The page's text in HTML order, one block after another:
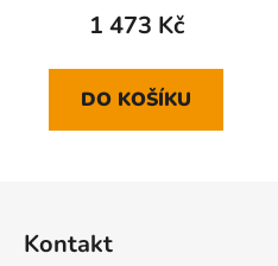
1 473 Kč
DO KOŠÍKU
Kontakt